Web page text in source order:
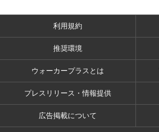
利用規約
推奨環境
ウォーカープラスとは
プレスリリース・情報提供
広告掲載について